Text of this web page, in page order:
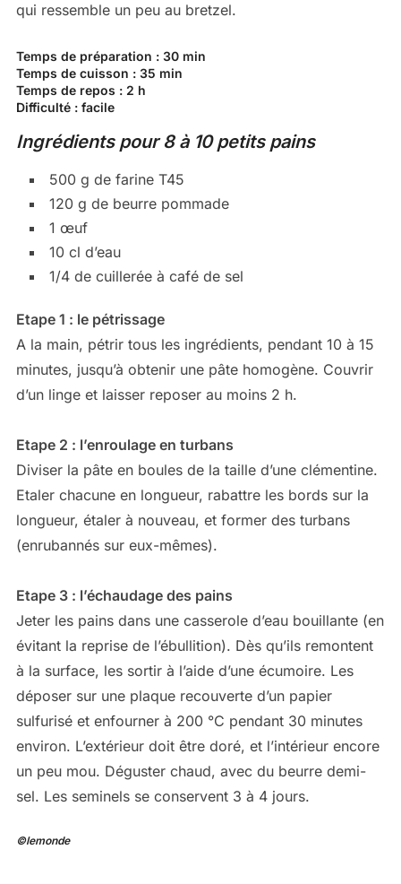
qui ressemble un peu au bretzel.
Temps de préparation : 30 min
Temps de cuisson : 35 min
Temps de repos : 2 h
Difficulté : facile
Ingrédients pour 8 à 10 petits pains
500 g de farine T45
120 g de beurre pommade
1 œuf
10 cl d’eau
1/4 de cuillerée à café de sel
Etape 1 : le pétrissage
A la main, pétrir tous les ingrédients, pendant 10 à 15
minutes, jusqu’à obtenir une pâte homogène. Couvrir
d’un linge et laisser reposer au moins 2 h.
Etape 2 : l’enroulage en turbans
Diviser la pâte en boules de la taille d’une clémentine.
Etaler chacune en longueur, rabattre les bords sur la
longueur, étaler à nouveau, et former des turbans
(enrubannés sur eux-mêmes).
Etape 3 : l’échaudage des pains
Jeter les pains dans une casserole d’eau bouillante (en
évitant la reprise de l’ébullition). Dès qu’ils remontent
à la surface, les sortir à l’aide d’une écumoire. Les
déposer sur une plaque recouverte d’un papier
sulfurisé et enfourner à 200 °C pendant 30 minutes
environ. L’extérieur doit être doré, et l’intérieur encore
un peu mou. Déguster chaud, avec du beurre demi-
sel. Les seminels se conservent 3 à 4 jours.
©lemonde